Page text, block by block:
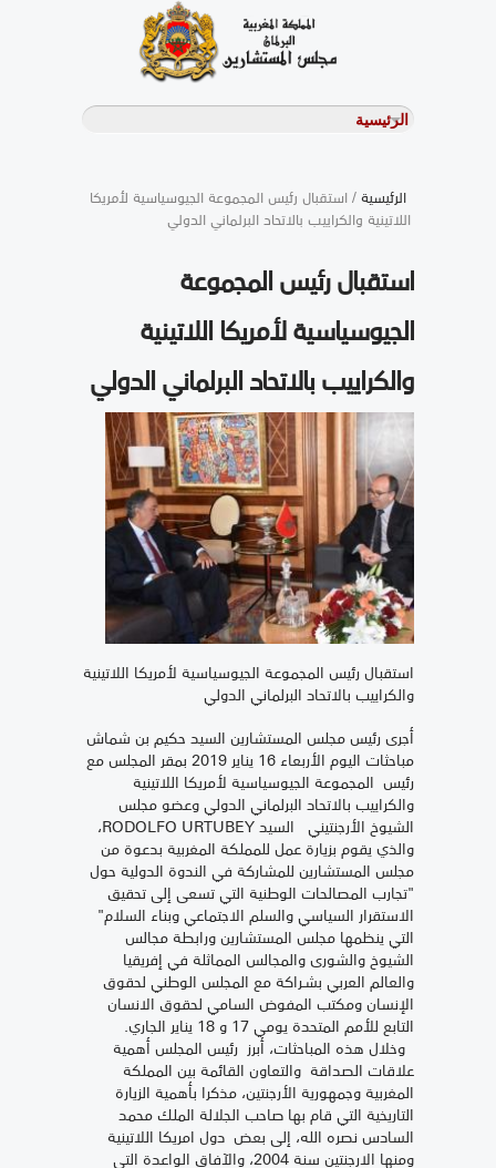
الرئيسية/ استقبال رئيس المجموعة الجيوسياسية لأمريكا
اللاتينية والكراييب بالاتحاد البرلماني الدولي
استقبال رئيس المجموعة
الجيوسياسية لأمريكا اللاتينية
والكراييب بالاتحاد البرلماني الدولي
استقبال رئيس المجموعة الجيوسياسية لأمريكا اللاتينية
والكراييب بالاتحاد البرلماني الدولي
أجرى رئيس مجلس المستشارين السيد حكيم بن شماش
مباحثات اليوم الأربعاء 16 يناير 2019 بمقر المجلس مع
رئيس المجموعة الجيوسياسية لأمريكا اللاتينية
والكراييب بالاتحاد البرلماني الدولي وعضو مجلس
الشيوخ الأرجنتيني السيد RODOLFO URTUBEY،
والذي يقوم بزيارة عمل للمملكة المغربية بدعوة من
مجلس المستشارين للمشاركة في الندوة الدولية حول
"تجارب المصالحات الوطنية التي تسعى إلى تحقيق
الاستقرار السياسي والسلم الاجتماعي وبناء السلام"
التي ينظمها مجلس المستشارين ورابطة مجالس
الشيوخ والشورى والمجالس المماثلة في إفريقيا
والعالم العربي بشـراكة مع المجلس الوطني لحقوق
الإنسان ومكتب المفوض السامي لحقوق الانسان
التابع للأمم المتحدة يومي 17 و 18 يناير الجاري.
وخلال هذه المباحثات، أبرز رئيس المجلس أهمية
علاقات الصداقة والتعاون القائمة بين المملكة
المغربية وجمهورية الأرجنتين، مذكرا بأهمية الزيارة
التاريخية التي قام بها صاحب الجلالة الملك محمد
السادس نصره الله، إلى بعض دول امريكا اللاتينية
ومنها الارجنتين سنة 2004، والآفاق الواعدة التي